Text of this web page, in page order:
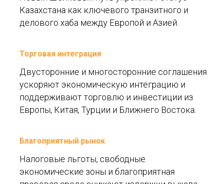
Казахстана как ключевого транзитного и
делового хаба между Европой и Азией.
Торговая интеграция
Двусторонние и многосторонние соглашения
ускоряют экономическую интеграцию и
поддерживают торговлю и инвестиции из
Европы, Китая, Турции и Ближнего Востока.
Благоприятный рынок
Налоговые льготы, свободные
экономические зоны и благоприятная